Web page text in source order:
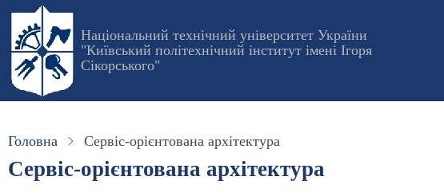
Перейти
основного
вмісту
Національний технічний університет України
"Київський політехнічний інститут імені Ігоря
Сікорського"
Головна Сервіс-орієнтована архітектура
Сервіс-орієнтована архітектура